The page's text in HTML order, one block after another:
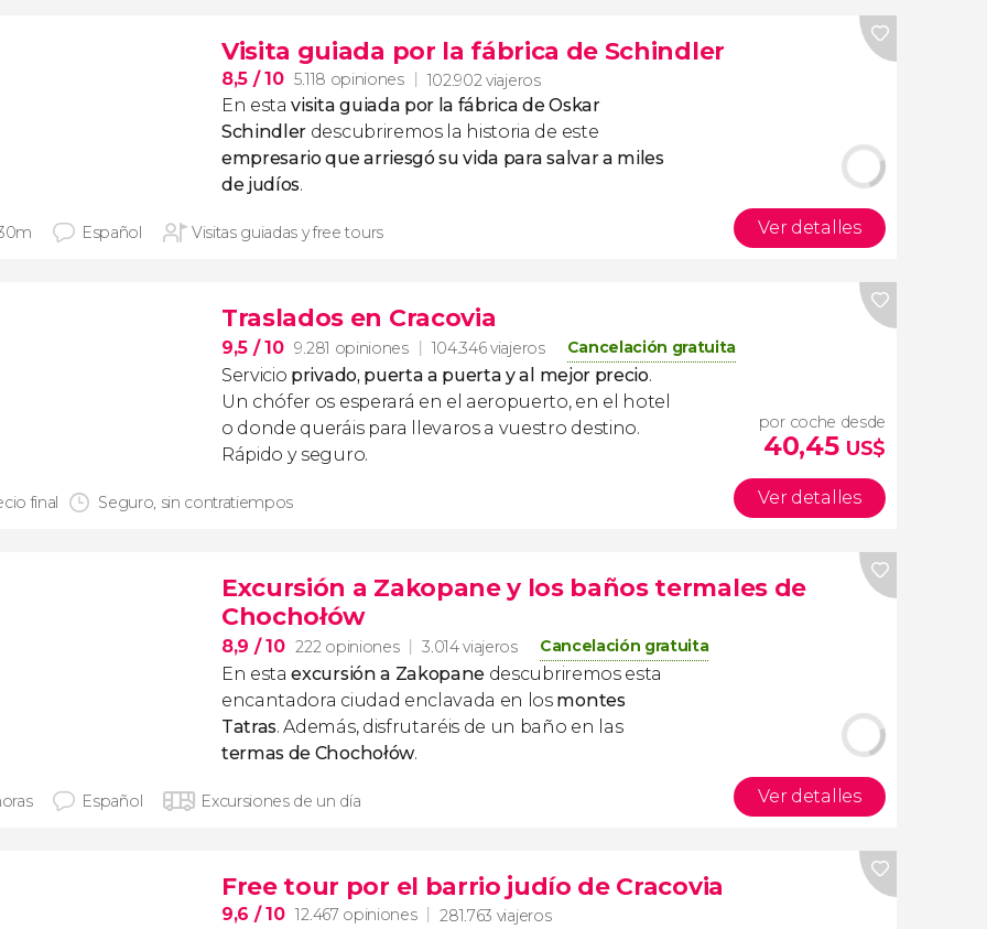
Visita guiada por la fábrica de Schindler
8,5 / 10 5.118 opiniones 102.902 viajeros
En estavisita guiada por la fábrica de Oskar
Schindler descubriremos la historia de este
empresario que arriesgó su vida para salvar a miles
de judíos.
Español Visitas guiadas y free tours Ver detalles
Traslados en Cracovia
9,5 / 10 9.281 opiniones 104.346 viajeros Cancelación gratuita
Servicio privado, puerta a puerta y al mejor precio.
Un chófer os esperará en el aeropuerto, en el hotel
o donde queráis para llevaros a vuestro destino.
Rápido y seguro.
final Seguro, sin contratiempos
por coche desde
40,45 US$
Ver detalles
Excursión a Zakopane y los baños termales de
Chochołów
8,9 / 10 222 opiniones 3.014 viajeros Cancelación gratuita
En estaexcursión a Zakopane descubriremos esta
encantadora ciudad enclavada en los montes
Tatras. Además, disfrutaréis de un baño en las
termas de Chochołów.
Español Excursiones de un día Ver detalles
Free tour por el barrio judío de Cracovia
9,6 / 10 12.467 opiniones 281.763 viajeros